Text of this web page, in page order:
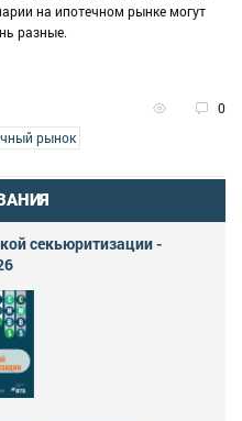
на ипотечном рынке могут
разные.
0
рынок
секьюритизации -